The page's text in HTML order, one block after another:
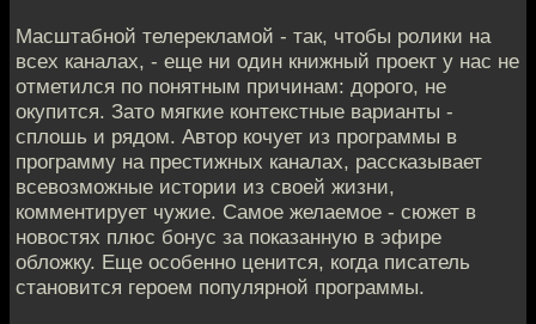
Масштабной телерекламой - так, чтобы ролики на
всех каналах, - еще ни один книжный проект у нас не
отметился по понятным причинам: дорого, не
окупится. Зато мягкие контекстные варианты -
сплошь и рядом. Автор кочует из программы в
программу на престижных каналах, рассказывает
всевозможные истории из своей жизни,
комментирует чужие. Самое желаемое - сюжет в
новостях плюс бонус за показанную в эфире
обложку. Еще особенно ценится, когда писатель
становится героем популярной программы.